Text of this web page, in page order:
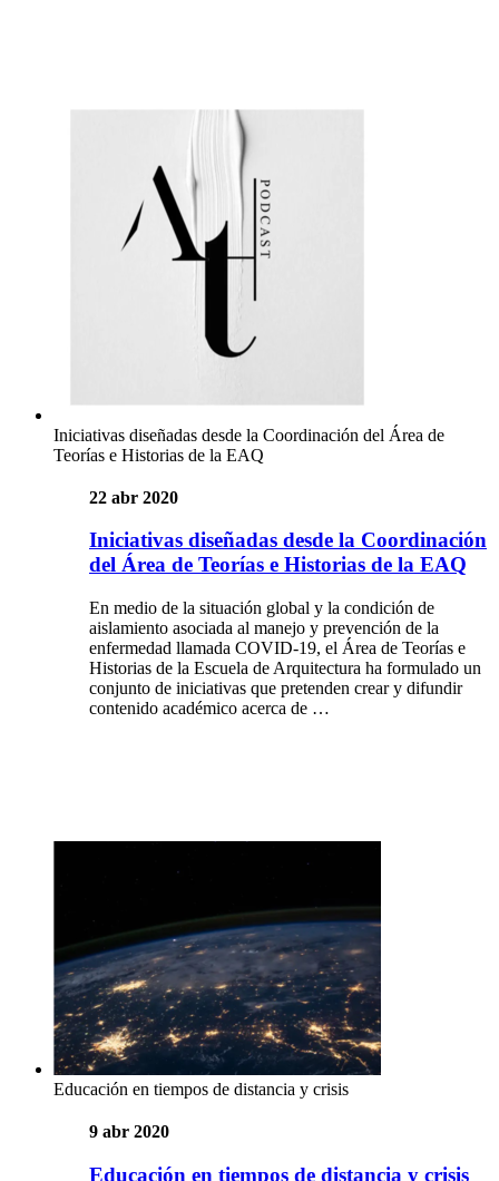
Iniciativas diseñadas desde la Coordinación del Área de
Teorías e Historias de la EAQ
22 abr 2020
Iniciativas diseñadas desde la Coordinación
del Área de Teorías e Historias de la EAQ
En medio de la situación global y la condición de
aislamiento asociada al manejo y prevención de la
enfermedad llamada COVID-19, el Área de Teorías e
Historias de la Escuela de Arquitectura ha formulado un
conjunto de iniciativas que pretenden crear y difundir
contenido académico acerca de …
Educación en tiempos de distancia y crisis
9 abr 2020
Educación en tiempos de distancia y crisis